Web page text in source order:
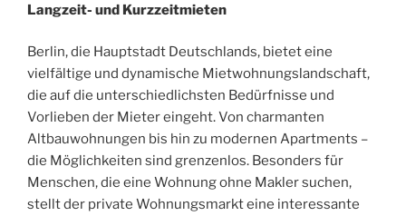
Langzeit- und Kurzzeitmieten
Berlin, die Hauptstadt Deutschlands, bietet eine
vielfältige und dynamische Mietwohnungslandschaft,
die auf die unterschiedlichsten Bedürfnisse und
Vorlieben der Mieter eingeht. Von charmanten
Altbauwohnungen bis hin zu modernen Apartments –
die Möglichkeiten sind grenzenlos. Besonders für
Menschen, die eine Wohnung ohne Makler suchen,
stellt der private Wohnungsmarkt eine interessante